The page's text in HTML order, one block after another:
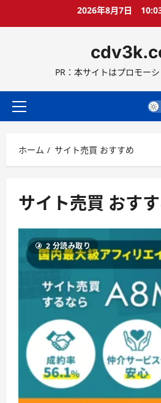
ス
ッ
2026年8月7日
PR：本サイトはプロモー
メ
メ
ニ
ー
ホーム サイト売買 おすすめ
サイト売買 おす
2 分読み取り